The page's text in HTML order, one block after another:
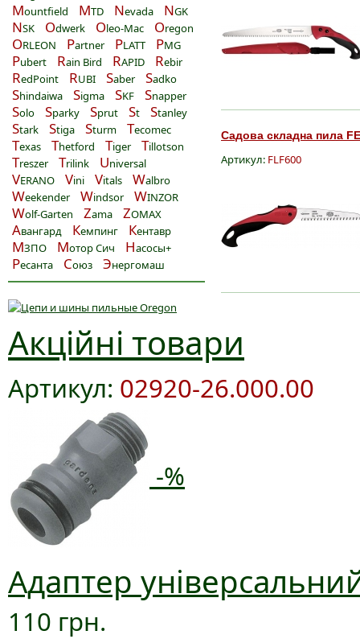
Mountfield MTD Nevada NGK
NSK Odwerk Oleo-Mac Oregon
ORLEON Partner PLATT PMG
Pubert Rain Bird RAPID Rebir
RedPoint RUBI Saber Sadko
Shindaiwa Sigma SKF Snapper
Solo Sparky Sprut St Stanley
Stark Stiga Sturm Tecomec
Texas Thetford Tiger Tillotson
Treszer Trilink Universal
VERANO Vini Vitals Walbro
Weekender Windsor WINZOR
Wolf-Garten Zama ZOMAX
Авангард Кемпинг Кентавр
МЗПО Мотор Сич Насосы+
Ресанта Союз Энергомаш
Садова складна пила
Артикул: FLF600
Акційні товари
Артикул: 02920-26.000.00
-%
Адаптер
110 грн.